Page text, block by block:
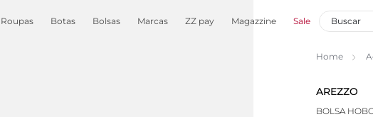
Roupas Botas Bolsas Marcas ZZ pay Magazzine Sale
Home
AREZZO
BOLSA